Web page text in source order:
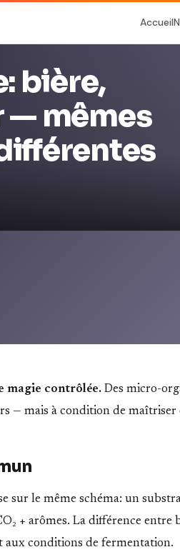
Accueil
bière,
— mêmes
magie contrôlée. Des micro-
— mais à condition de
sur le même schéma: un
+ arômes. La différence entre
aux conditions de fermentation.